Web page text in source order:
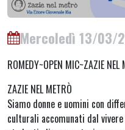
Mercoledì 13/03/
ROMEDY~OPEN MIC~ZAZIE NEL
ZAZIE NEL METRÒ
Siamo donne e uomini con
culturali accomunati dal